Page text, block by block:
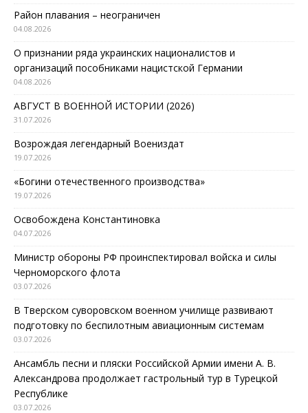
Район плавания – неограничен
04.08.2026
О признании ряда украинских националистов и
организаций пособниками нацистской Германии
04.08.2026
АВГУСТ В ВОЕННОЙ ИСТОРИИ (2026)
31.07.2026
Возрождая легендарный Воениздат
19.07.2026
«Богини отечественного производства»
19.07.2026
Освобождена Константиновка
04.07.2026
Министр обороны РФ проинспектировал войска и силы
Черноморского флота
03.07.2026
В Тверском суворовском военном училище развивают
подготовку по беспилотным авиационным системам
03.07.2026
Ансамбль песни и пляски Российской Армии имени А. В.
Александрова продолжает гастрольный тур в Турецкой
Республике
03.07.2026